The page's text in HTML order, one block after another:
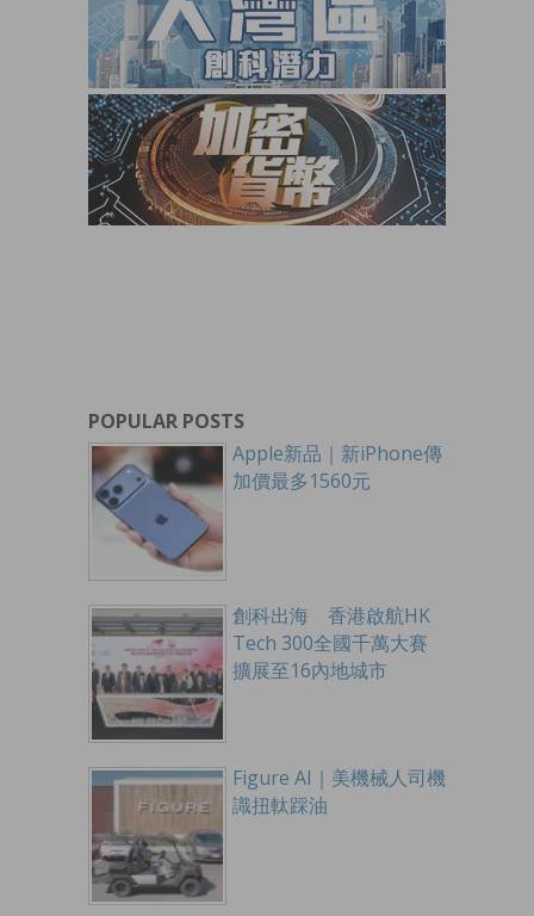
POPULAR POSTS
Apple新品｜新iPhone傳
加價最多1560元
創科出海 香港啟航HK
Tech 300全國千萬大賽
擴展至16內地城市
Figure AI｜美機械人司機
識扭軚踩油